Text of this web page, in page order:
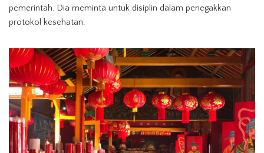
pemerintah. Dia meminta untuk disiplin dalam penegakkan
protokol kesehatan.